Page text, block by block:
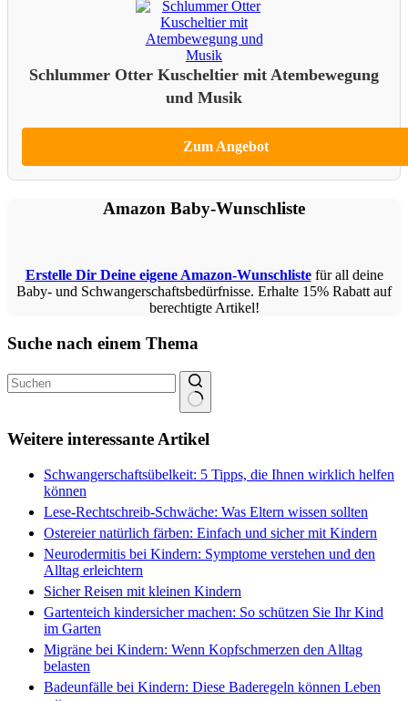
Schlummer Otter Kuscheltier mit Atembewegung
und Musik
Zum Angebot
Amazon Baby-Wunschliste
Erstelle Dir Deine eigene Amazon-Wunschlistefür all deine
Baby- und Schwangerschaftsbedürfnisse. Erhalte 15% Rabatt auf
berechtigte Artikel!
Suche nach einem Thema
Ergebnisse
Weitere interessante Artikel
Schwangerschaftsübelkeit: 5 Tipps, die Ihnen wirklich helfen
können
Lese-Rechtschreib-Schwäche: Was Eltern wissen sollten
Ostereier natürlich färben: Einfach und sicher mit Kindern
Neurodermitis bei Kindern: Symptome verstehen und den
Alltag erleichtern
Sicher Reisen mit kleinen Kindern
Gartenteich kindersicher machen: So schützen Sie Ihr Kind
im Garten
Migräne bei Kindern: Wenn Kopfschmerzen den Alltag
belasten
Badeunfälle bei Kindern: Diese Baderegeln können Leben